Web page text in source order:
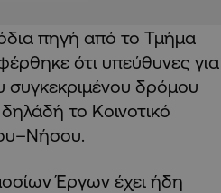
πηγή από το Τμήμα
ότι υπεύθυνες για
συγκεκριμένου δρόμου
δηλάδή το Κοινοτικό
Έργων έχει ήδη